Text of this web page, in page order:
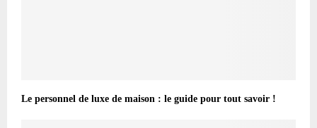
Le personnel de luxe de maison : le guide pour tout savoir !